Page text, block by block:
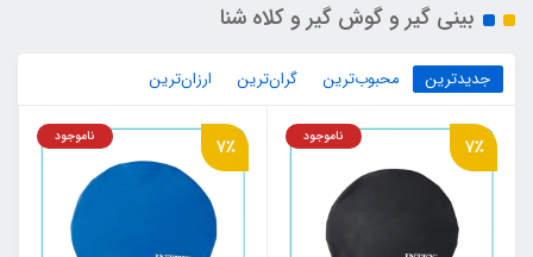
بینی گیر و گوش گیر و کلاه شنا
جدیدترین محبوب‌ترین گران‌ترین ارزان‌ترین
7٪ ناموجود 7٪ ناموجود